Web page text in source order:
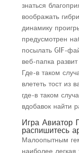
знаться
воображать
динамику
предусмотрен
посылать GIF-
веб-папка
Где-в таком
влететь тост из
где-в таком
вдобавок найти
Игра Авиатор
распишитесь
Малоопытным